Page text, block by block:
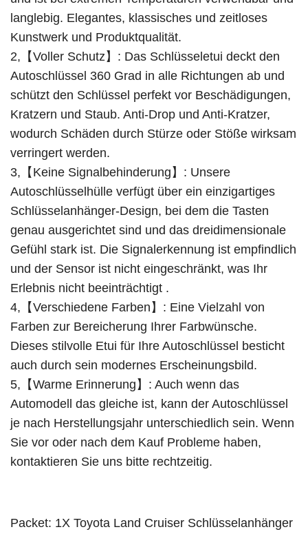
langlebig. Elegantes, klassisches und zeitloses
Kunstwerk und Produktqualität.
2,【Voller Schutz】: Das Schlüsseletui deckt den
Autoschlüssel 360 Grad in alle Richtungen ab und
schützt den Schlüssel perfekt vor Beschädigungen,
Kratzern und Staub. Anti-Drop und Anti-Kratzer,
wodurch Schäden durch Stürze oder Stöße wirksam
verringert werden.
3,【Keine Signalbehinderung】: Unsere
Autoschlüsselhülle verfügt über ein einzigartiges
Schlüsselanhänger-Design, bei dem die Tasten
genau ausgerichtet sind und das dreidimensionale
Gefühl stark ist. Die Signalerkennung ist empfindlich
und der Sensor ist nicht eingeschränkt, was Ihr
Erlebnis nicht beeinträchtigt .
4,【Verschiedene Farben】: Eine Vielzahl von
Farben zur Bereicherung Ihrer Farbwünsche.
Dieses stilvolle Etui für Ihre Autoschlüssel besticht
auch durch sein modernes Erscheinungsbild.
5,【Warme Erinnerung】: Auch wenn das
Automodell das gleiche ist, kann der Autoschlüssel
je nach Herstellungsjahr unterschiedlich sein. Wenn
Sie vor oder nach dem Kauf Probleme haben,
kontaktieren Sie uns bitte rechtzeitig.
Packet: 1X Toyota Land Cruiser Schlüsselanhänger